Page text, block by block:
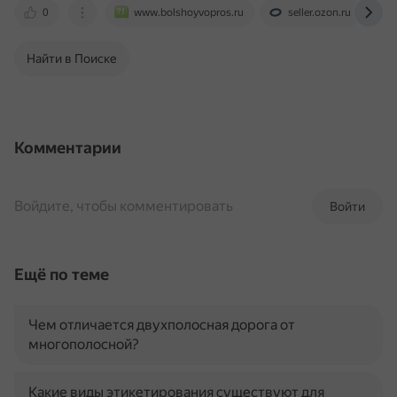
0 www.bolshoyvopros.ru seller.ozon.ru
Найти в Поиске
Комментарии
Войти
Войдите, чтобы комментировать
Ещё по теме
Чем отличается двухполосная дорога от
многополосной?
Какие виды этикетирования существуют для